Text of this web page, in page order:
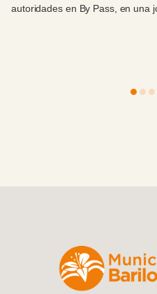
autoridades en By Pass, en una